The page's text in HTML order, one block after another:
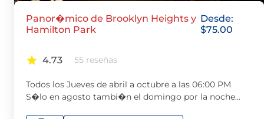
Panor�mico de Brooklyn Heights y
Hamilton Park
Desde:
$75.00
4.73 55 reseñas
Todos los Jueves de abril a octubre a las 06:00 PM
S�lo en agosto tambi�n el domingo por la noche…